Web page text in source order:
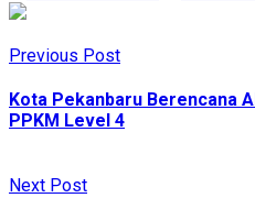
Previous Post
Kota Pekanbaru Berencana
PPKM Level 4
Next Post